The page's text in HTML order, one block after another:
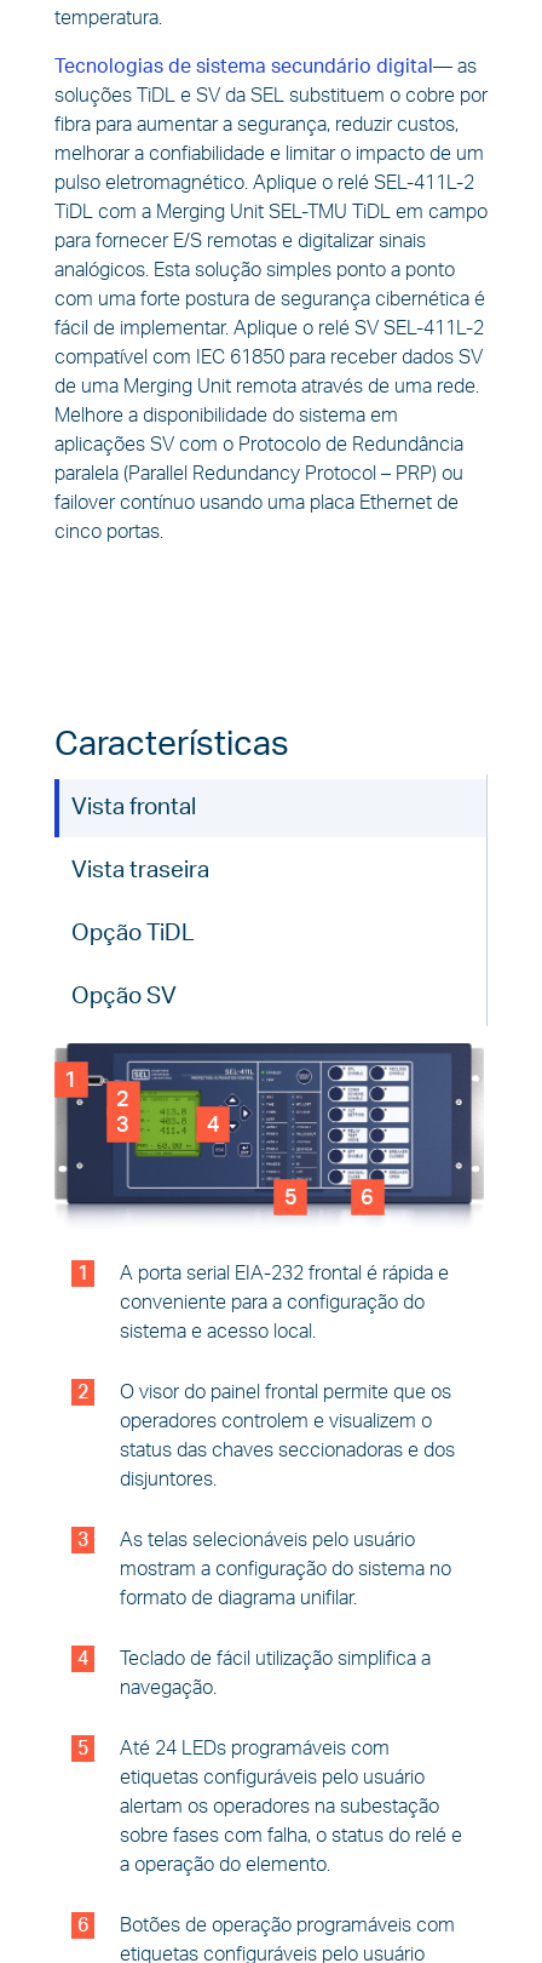
temperatura.
Tecnologias de sistema secundário digita — as
soluções TiDL e SV da SEL substituem o cobre por
fibra para aumentar a segurança, reduzir custos,
melhorar a confiabilidade e limitar o impacto de um
pulso eletromagnético. Aplique o relé SEL-411L-2
TiDL com a Merging Unit SEL-TMU TiDL em campo
para fornecer E/S remotas e digitalizar sinais
analógicos. Esta solução simples ponto a ponto
com uma forte postura de segurança cibernética é
fácil de implementar. Aplique o relé SV SEL-411L-2
compatível com IEC 61850 para receber dados SV
de uma Merging Unit remota através de uma rede.
Melhore a disponibilidade do sistema em
aplicações SV com o Protocolo de Redundância
paralela (Parallel Redundancy Protocol – PRP) ou
failover contínuo usando uma placa Ethernet de
cinco portas.
Características
Vista frontal
Vista traseira
Opção TiDL
Opção SV
1
A porta serial EIA‑232 frontal é rápida e
conveniente para a configuração do
sistema e acesso local.
2
O visor do painel frontal permite que os
operadores controlem e visualizem o
status das chaves seccionadoras e dos
disjuntores.
3
As telas selecionáveis pelo usuário
mostram a configuração do sistema no
formato de diagrama unifilar.
4
Teclado de fácil utilização simplifica a
navegação.
5
Até 24 LEDs programáveis com
etiquetas configuráveis pelo usuário
alertam os operadores na subestação
sobre fases com falha, o status do relé e
a operação do elemento.
6
Botões de operação programáveis com
etiquetas configuráveis pelo usuário
1
2
3
4
5 6